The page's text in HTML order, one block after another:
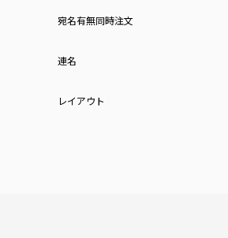
宛名有無同時注文
連名
レイアウト